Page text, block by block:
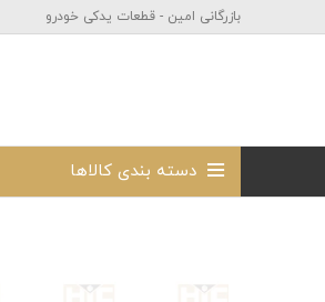
بازرگانی امین - قطعات یدکی خودرو
دسته بندی کالاها